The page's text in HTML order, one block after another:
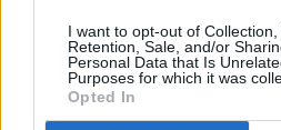
I want to opt-out of Collection,
Retention, Sale, and/or
Personal Data that Is
Purposes for which it was
Opted In